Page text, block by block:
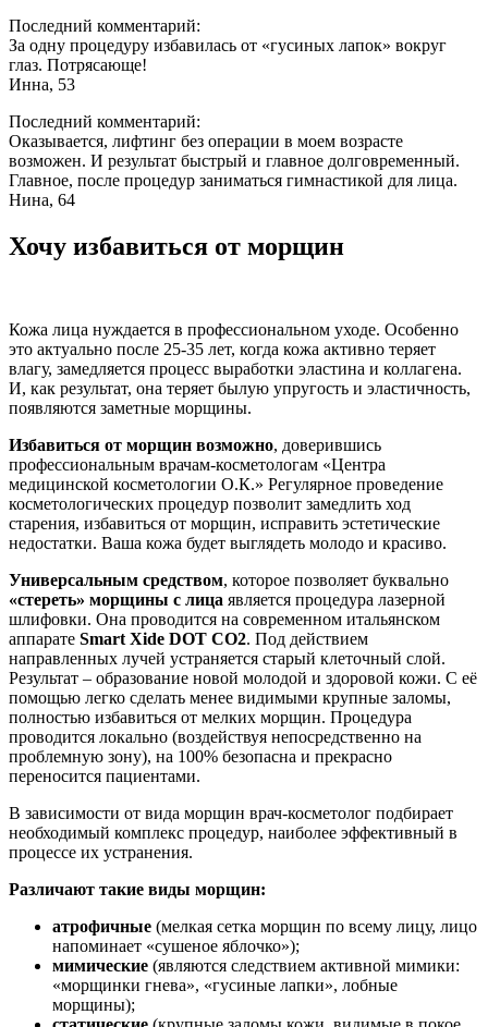
Последний комментарий:
За одну процедуру избавилась от «гусиных лапок» вокруг
глаз. Потрясающе!
Инна, 53
Последний комментарий:
Оказывается, лифтинг без операции в моем возрасте
возможен. И результат быстрый и главное долговременный.
Главное, после процедур заниматься гимнастикой для лица.
Нина, 64
Хочу избавиться от морщин
Кожа лица нуждается в профессиональном уходе. Особенно
это актуально после 25-35 лет, когда кожа активно теряет
влагу, замедляется процесс выработки эластина и коллагена.
И, как результат, она теряет былую упругость и эластичность,
появляются заметные морщины.
Избавиться от морщин возможно, доверившись
профессиональным врачам-косметологам «Центра
медицинской косметологии О.К.» Регулярное проведение
косметологических процедур позволит замедлить ход
старения, избавиться от морщин, исправить эстетические
недостатки. Ваша кожа будет выглядеть молодо и красиво.
Универсальным средством, которое позволяет буквально
«стереть» морщины с лица является процедура лазерной
шлифовки. Она проводится на современном итальянском
аппарате Smart Xide DOT СО2. Под действием
направленных лучей устраняется старый клеточный слой.
Результат – образование новой молодой и здоровой кожи. С её
помощью легко сделать менее видимыми крупные заломы,
полностью избавиться от мелких морщин. Процедура
проводится локально (воздействуя непосредственно на
проблемную зону), на 100% безопасна и прекрасно
переносится пациентами.
В зависимости от вида морщин врач-косметолог подбирает
необходимый комплекс процедур, наиболее эффективный в
процессе их устранения.
Различают такие виды морщин:
атрофичные (мелкая сетка морщин по всему лицу, лицо
напоминает «сушеное яблочко»);
мимические (являются следствием активной мимики:
«морщинки гнева», «гусиные лапки», лобные
морщины);